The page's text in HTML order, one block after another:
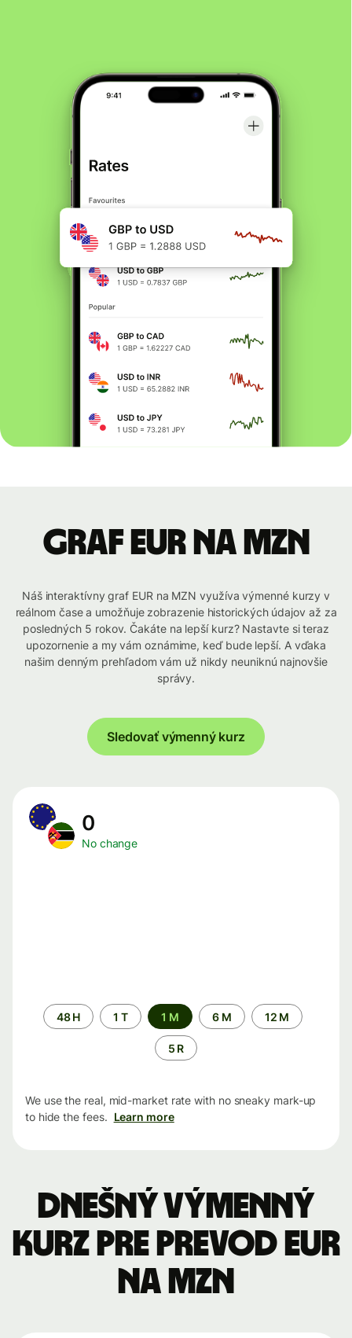
graf EUR na MZN
Náš interaktívny graf EUR na MZN využíva výmenné kurzy v
reálnom čase a umožňuje zobrazenie historických údajov až za
posledných 5 rokov. Čakáte na lepší kurz? Nastavte si teraz
upozornenie a my vám oznámime, keď bude lepší. A vďaka
našim denným prehľadom vám už nikdy neuniknú najnovšie
správy.
Sledovať výmenný kurz
0
No change
Time
period
48 H 1 T 1 M 6 M 12 M
5 R
We use the real, mid-market rate with no sneaky mark-up
to hide the fees. Learn more
Dnešný výmenný
kurz pre prevod EUR
na MZN